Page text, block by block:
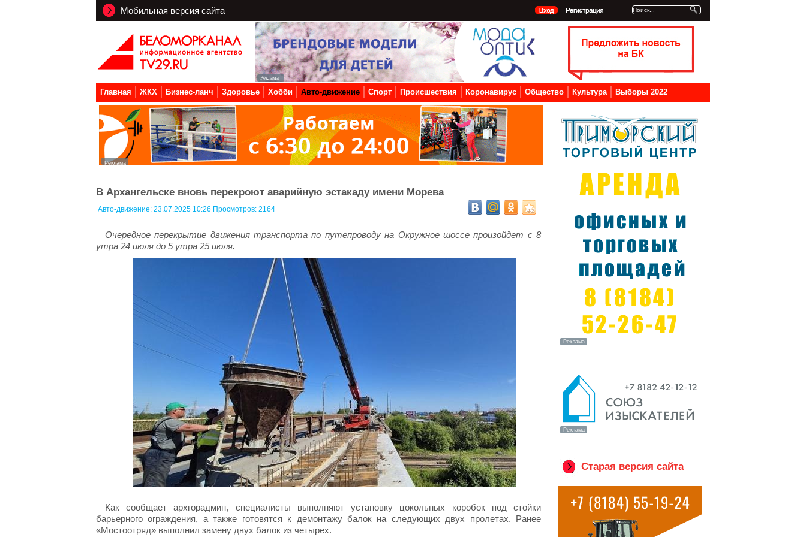
Мобильная версия сайта
Главная ЖКХ Бизнес-ланч Здоровье Хобби Авто-движение Спорт Происшествия Коронавирус Общество Культура Выборы 2022
В Архангельске вновь перекроют аварийную эстакаду имени Морева
Авто-движение: 23.07.2025 10:26 Просмотров: 2164
Очередное перекрытие движения транспорта по путепроводу на Окружное шоссе произойдет с 8
утра 24 июля до 5 утра 25 июля.
Как сообщает архгорадмин, специалисты выполняют установку цокольных коробок под стойки
барьерного ограждения, а также готовятся к демонтажу балок на следующих двух пролетах. Ранее
«Мостоотряд» выполнил замену двух балок из четырех.
Старая версия сайта